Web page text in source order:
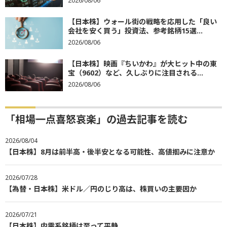
【日本株】ウォール街の戦略を応用した「良い
会社を安く買う」投資法、参考銘柄15選...
2026/08/06
【日本株】映画『ちいかわ』が大ヒット中の東
宝（9602）など、久しぶりに注目される...
2026/08/06
「相場一点喜怒哀楽」の過去記事を読む
2026/08/04
【日本株】8月は前半高・後半安となる可能性、高値掴みに注意か
2026/07/28
【為替・日本株】米ドル／円のじり高は、株買いの主要因か
2026/07/21